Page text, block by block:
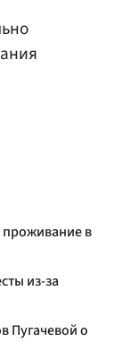
проживание в
из-за
Пугачевой о